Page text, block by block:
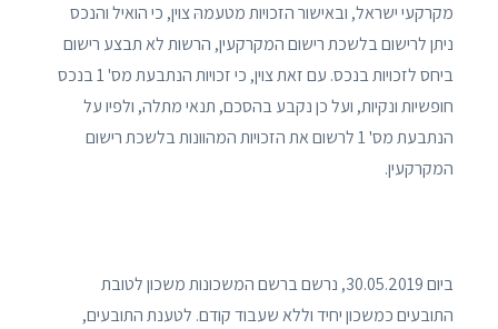
מקרקעי ישראל, ובאישור הזכויות מטעמהּ צוין, כי הואיל והנכס
ניתן לרישום בלשכת רישום המקרקעין, הרשות לא תבצע רישום
ביחס לזכויות בנכס. עם זאת צוין, כי זכויות הנתבעת מס' 1 בנכס
חופשיות ונקיות, ועל כן נקבע בהסכם, תנאי מתלה, ולפיו על
הנתבעת מס' 1 לרשום את הזכויות המהוונות בלשכת רישום
המקרקעין.
ביום 30.05.2019, נרשם ברשם המשכונות משכון לטובת
התובעים כמשכון יחיד וללא שעבוד קודם. לטענת התובעים,